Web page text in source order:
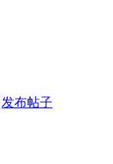
发布帖子